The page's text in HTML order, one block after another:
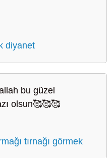
diyanet
bu güzel
olsun🥰🥰🥰
tırnağı görmek